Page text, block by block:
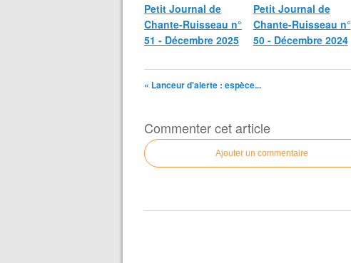
Petit Journal de
Chante-Ruisseau n°
51 - Décembre 2025
Petit Journal de
Chante-Ruisseau n°
50 - Décembre 2024
« Lanceur d'alerte : espèce...
Commenter cet article
Ajouter un commentaire